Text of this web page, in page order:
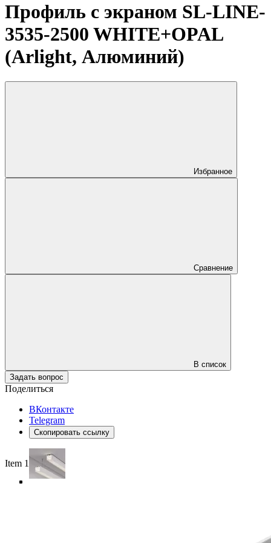
Профиль с экраном SL-LINE-
3535-2500 WHITE+OPAL
(Arlight, Алюминий)
Избранное
Сравнение
В список
Задать вопрос
Поделиться
ВКонтакте
Telegram
Скопировать ссылку
Item 1 of 5